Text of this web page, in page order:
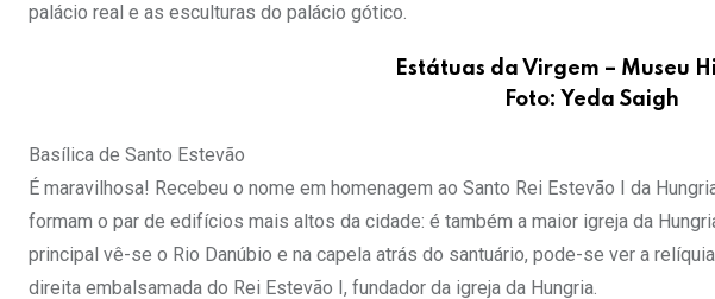
palácio real e as esculturas do palácio gótico.
Estátuas da Virgem – Museu
Foto: Yeda Saigh
Basílica de Santo Estevão
É maravilhosa! Recebeu o nome em homenagem ao Santo Rei Estevão I da
formam o par de edifícios mais altos da cidade: é também a maior igreja da
principal vê-se o Rio Danúbio e na capela atrás do santuário, pode-se ver a
direita embalsamada do Rei Estevão I, fundador da igreja da Hungria.